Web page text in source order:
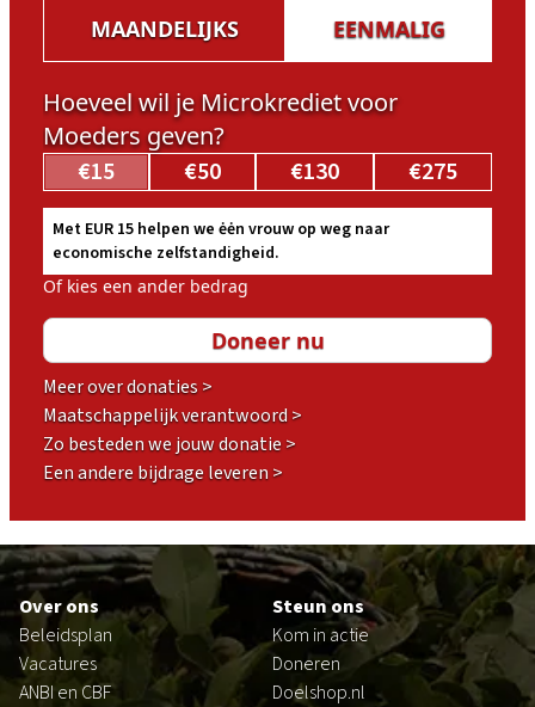
MAANDELIJKS EENMALIG
Hoeveel wil je Microkrediet voor
Moeders geven?
€15 €50 €130 €275
Met EUR 15 helpen we ėėn vrouw op weg naar
economische zelfstandigheid.
Of kies een ander bedrag
Meer over donaties >
Maatschappelijk verantwoord >
Zo besteden we jouw donatie >
Een andere bijdrage leveren >
Footer
Over ons
Beleidsplan
Vacatures
ANBI en CBF
Steun ons
Kom in actie
Doneren
Doelshop.nl